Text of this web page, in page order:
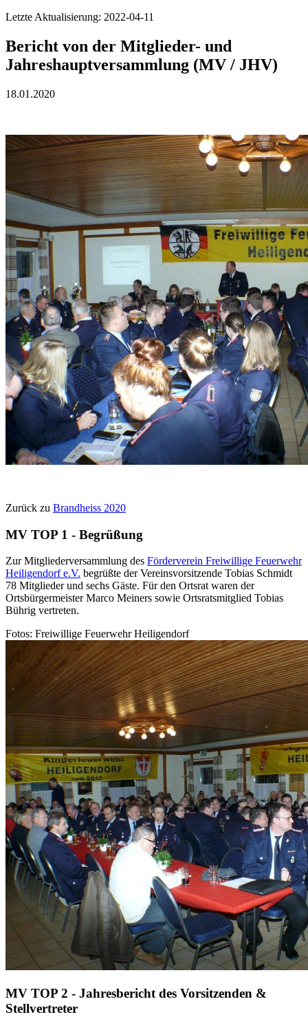
Letzte Aktualisierung: 2022-04-11
Bericht von der Mitglieder- und
Jahreshauptversammlung (MV / JHV)
18.01.2020
Zurück zu Brandheiss 2020
MV TOP 1 - Begrüßung
Zur Mitgliederversammlung des Förderverein Freiwillige Feuerwehr
Heiligendorf e.V. begrüßte der Vereinsvorsitzende Tobias Schmidt
78 Mitglieder und sechs Gäste. Für den Ortsrat waren der
Ortsbürgermeister Marco Meiners sowie Ortsratsmitglied Tobias
Bührig vertreten.
Fotos: Freiwillige Feuerwehr Heiligendorf
MV TOP 2 - Jahresbericht des Vorsitzenden &
Stellvertreter